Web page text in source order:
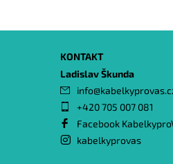
KONTAKT
Ladislav Škunda
info@
+420 705 007 081
Facebook
kabelkyprovas